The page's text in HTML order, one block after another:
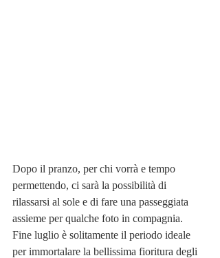
Dopo il pranzo, per chi vorrà e tempo
permettendo, ci sarà la possibilità di
rilassarsi al sole e di fare una passeggiata
assieme per qualche foto in compagnia.
Fine luglio è solitamente il periodo ideale
per immortalare la bellissima fioritura degli